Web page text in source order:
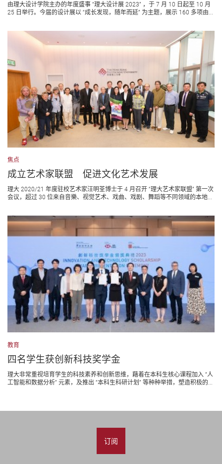
由理大设计学院主办的年度盛事 “理大设计展 2023” ，于 7 月 10 日起至 10 月
25 日举行。今届的设计展以 “成长发现，随年而延” 为主题，展示 160 多项由...
焦点
成立艺术家联盟 促进文化艺术发展
理大 2020/21 年度驻校艺术家汪明荃博士于 4 月召开 “理大艺术家联盟” 第一次
会议，超过 30 位来自音樂、视觉艺术、戏曲、戏剧、舞蹈等不同领域的本地...
教育
四名学生获创新科技奖学金
理大非常重视培育学生的科技素养和创新思维，藉着在本科生核心课程加入 “人
工智能和数据分析” 元素，及推出 “本科生科研计划” 等种种举措，塑造积极的...
订阅